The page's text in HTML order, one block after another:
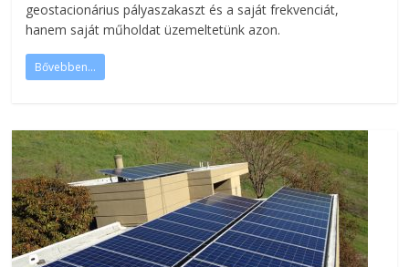
geostacionárius pályaszakaszt és a saját frekvenciát,
hanem saját műholdat üzemeltetünk azon.
Bővebben...